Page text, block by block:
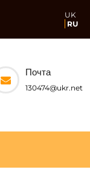
UK
RU
Почта
130474@ukr.net